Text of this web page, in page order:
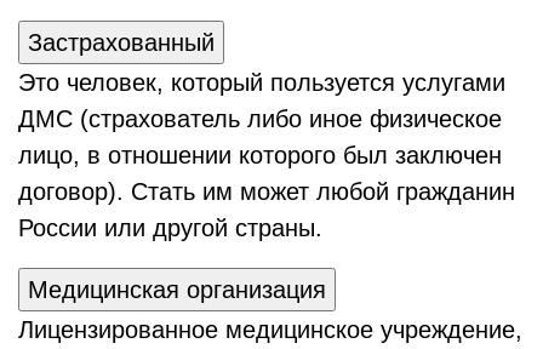
Застрахованный
Это человек, который пользуется услугами
ДМС (страхователь либо иное физическое
лицо, в отношении которого был заключен
договор). Стать им может любой гражданин
России или другой страны.
Медицинская организация
Лицензированное медицинское учреждение,